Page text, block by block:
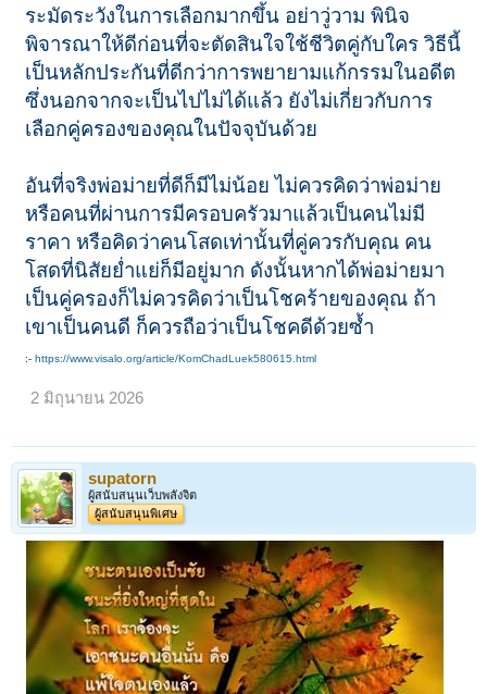
ระมัดระวังในการเลือกมากขึ้น อย่าวู่วาม พินิจ
พิจารณาให้ดีก่อนที่จะตัดสินใจใช้ชีวิตคู่กับใคร วิธีนี้
เป็นหลักประกันที่ดีกว่าการพยายามแก้กรรมในอดีต
ซึ่งนอกจากจะเป็นไปไม่ได้แล้ว ยังไม่เกี่ยวกับการ
เลือกคู่ครองของคุณในปัจจุบันด้วย
อันที่จริงพ่อม่ายที่ดีก็มีไม่น้อย ไม่ควรคิดว่าพ่อม่าย
หรือคนที่ผ่านการมีครอบครัวมาแล้วเป็นคนไม่มี
ราคา หรือคิดว่าคนโสดเท่านั้นที่คู่ควรกับคุณ คน
โสดที่นิสัยย่ำแย่ก็มีอยู่มาก ดังนั้นหากได้พ่อม่ายมา
เป็นคู่ครองก็ไม่ควรคิดว่าเป็นโชคร้ายของคุณ ถ้า
เขาเป็นคนดี ก็ควรถือว่าเป็นโชคดีด้วยซ้ำ
:-https://www.visalo.org/article/KomChadLuek580615.html
2 มิถุนายน 2026
supatorn
ผู้สนับสนุนเว็บพลังจิต
ผู้สนับสนุนพิเศษ